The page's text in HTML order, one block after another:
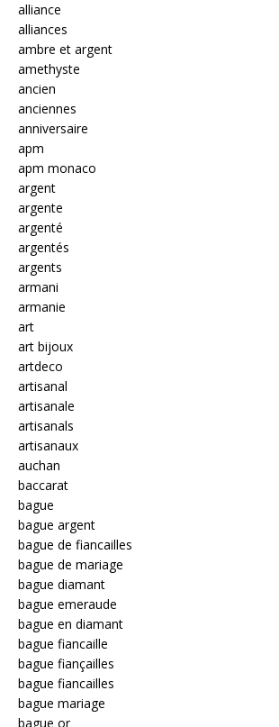
alliance
alliances
ambre et argent
amethyste
ancien
anciennes
anniversaire
apm
apm monaco
argent
argente
argenté
argentés
argents
armani
armanie
art
art bijoux
artdeco
artisanal
artisanale
artisanals
artisanaux
auchan
baccarat
bague
bague argent
bague de fiancailles
bague de mariage
bague diamant
bague emeraude
bague en diamant
bague fiancaille
bague fiançailles
bague fiancailles
bague mariage
bague or